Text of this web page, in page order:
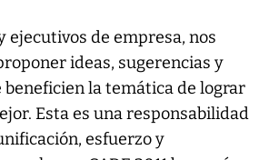
ejecutivos de empresa, nos
ideas, sugerencias y
beneficien la temática de lograr
Esta es una responsabilidad
esfuerzo y